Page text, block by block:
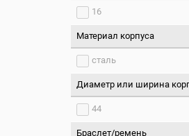
16
Материал корпуса
сталь
Диаметр или ширина
44
Браслет/ремень